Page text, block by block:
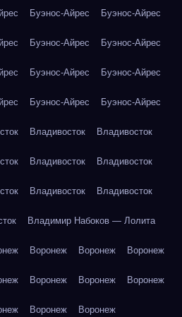
Буэнос-Айрес Буэнос-Айрес
Буэнос-Айрес Буэнос-Айрес
Буэнос-Айрес Буэнос-Айрес
Буэнос-Айрес Буэнос-Айрес
Владивосток Владивосток
Владивосток Владивосток
Владивосток Владивосток
Владимир Набоков — Лолита
Воронеж Воронеж Воронеж
Воронеж Воронеж Воронеж
Воронеж Воронеж